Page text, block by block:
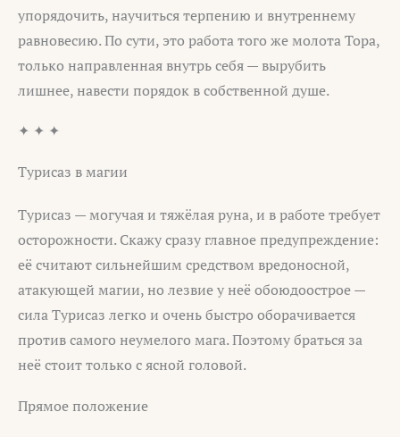
упорядочить, научиться терпению и внутреннему
равновесию. По сути, это работа того же молота Тора,
только направленная внутрь себя — вырубить
лишнее, навести порядок в собственной душе.
✦ ✦ ✦
Турисаз в магии
Турисаз — могучая и тяжёлая руна, и в работе требует
осторожности. Скажу сразу главное предупреждение:
её считают сильнейшим средством вредоносной,
атакующей магии, но лезвие у неё обоюдоострое —
сила Турисаз легко и очень быстро оборачивается
против самого неумелого мага. Поэтому браться за
неё стоит только с ясной головой.
Прямое положение